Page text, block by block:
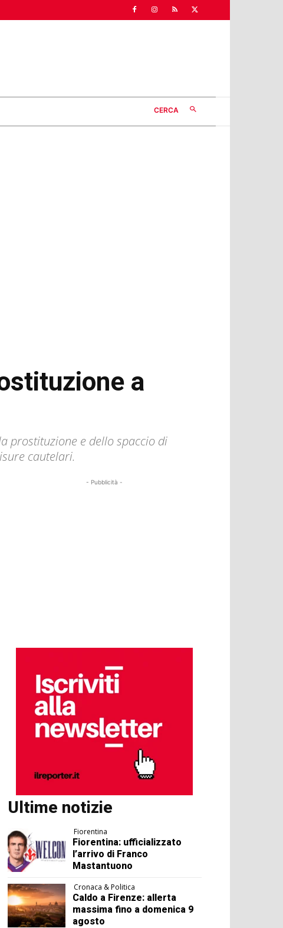
CERCA
a
prostituzione e dello spaccio di
cautelari.
- Pubblicità -
Ultime notizie
Fiorentina
Fiorentina: ufficializzato
l’arrivo di Franco
Mastantuono
Cronaca & Politica
Caldo a Firenze: allerta
massima fino a domenica 9
agosto